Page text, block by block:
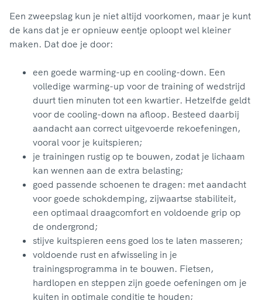
Een zweepslag kun je niet altijd voorkomen, maar je kunt
de kans dat je er opnieuw eentje oploopt wel kleiner
maken. Dat doe je door:
een goede warming-up en cooling-down. Een
volledige warming-up voor de training of wedstrijd
duurt tien minuten tot een kwartier. Hetzelfde geldt
voor de cooling-down na afloop. Besteed daarbij
aandacht aan correct uitgevoerde rekoefeningen,
vooral voor je kuitspieren;
je trainingen rustig op te bouwen, zodat je lichaam
kan wennen aan de extra belasting;
goed passende schoenen te dragen: met aandacht
voor goede schokdemping, zijwaartse stabiliteit,
een optimaal draagcomfort en voldoende grip op
de ondergrond;
stijve kuitspieren eens goed los te laten masseren;
voldoende rust en afwisseling in je
trainingsprogramma in te bouwen. Fietsen,
hardlopen en steppen zijn goede oefeningen om je
kuiten in optimale conditie te houden;